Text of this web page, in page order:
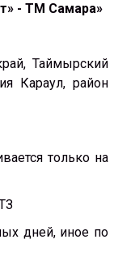
- ТМ Самара»
Таймырский
Караул, район
только на
дней, иное по